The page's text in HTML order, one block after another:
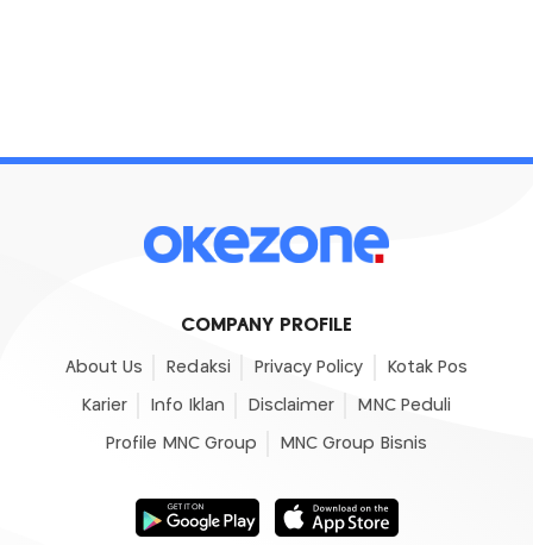
COMPANY PROFILE
About Us Redaksi Privacy Policy Kotak Pos
Karier Info Iklan Disclaimer MNC Peduli
Profile MNC Group MNC Group Bisnis